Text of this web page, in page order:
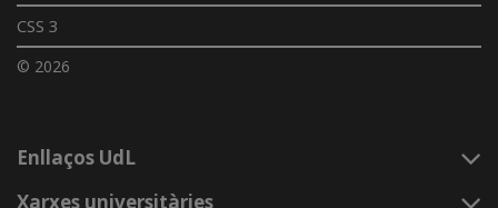
CSS 3
© 2026
Enllaços UdL
Xarxes universitàries